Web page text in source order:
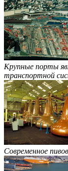
Крупные порты
транспортной
Современное